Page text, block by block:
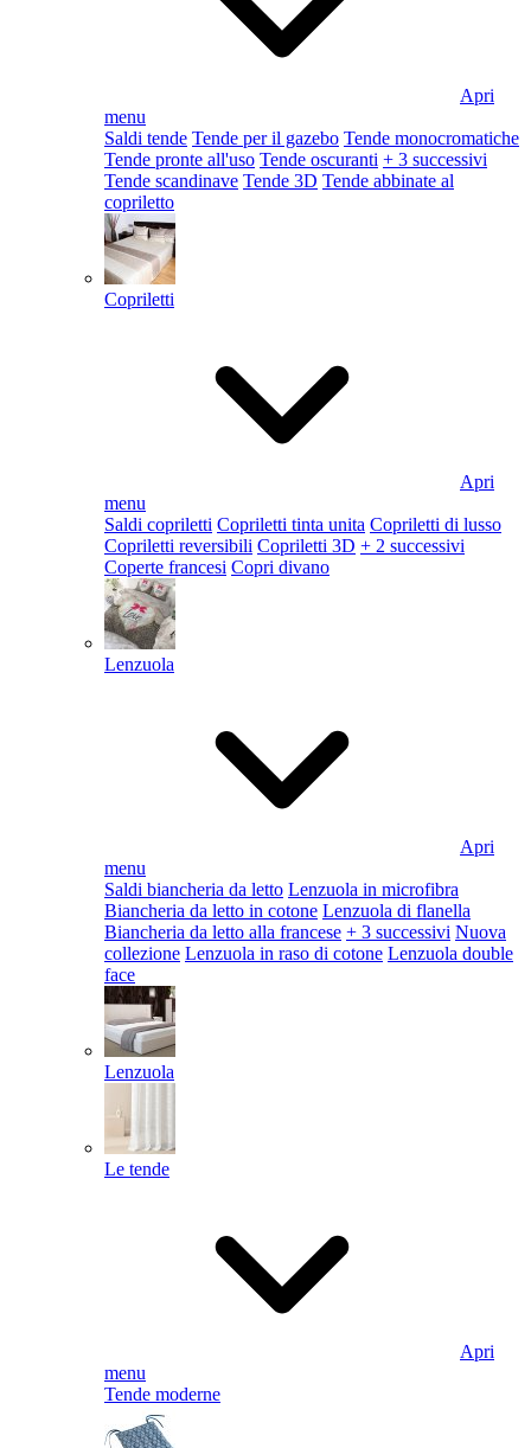
Apri
menu
Saldi tende Tende per il gazebo Tende monocromatiche
Tende pronte all'uso Tende oscuranti + 3 successivi
Tende scandinave Tende 3D Tende abbinate al
copriletto
Copriletti
Apri
menu
Saldi copriletti Copriletti tinta unita Copriletti di lusso
Copriletti reversibili Copriletti 3D + 2 successivi
Coperte francesi Copri divano
Lenzuola
Apri
menu
Saldi biancheria da letto Lenzuola in microfibra
Biancheria da letto in cotone Lenzuola di flanella
Biancheria da letto alla francese + 3 successivi Nuova
collezione Lenzuola in raso di cotone Lenzuola double
face
Lenzuola
Le tende
Apri
menu
Tende moderne